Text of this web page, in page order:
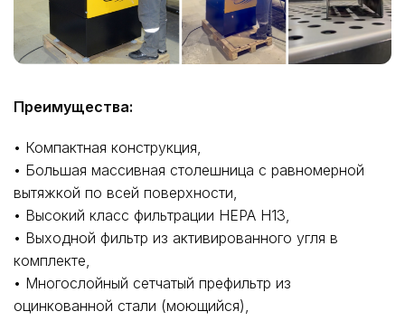
Преимущества:
• Компактная конструкция,
• Большая массивная столешница с равномерной
вытяжкой по всей поверхности,
• Высокий класс фильтрации НЕРА Н13,
• Выходной фильтр из активированного угля в
комплекте,
• Многослойный сетчатый префильтр из
оцинкованной стали (моющийся),